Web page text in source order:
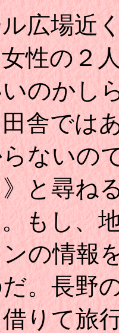
広場近
性の２
のかし
舎では
ないの
と尋ね
もし、
の情報
。長野
りて旅